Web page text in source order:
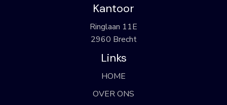
Kantoor
Ringlaan 11E
2960 Brecht
Links
HOME
OVER ONS